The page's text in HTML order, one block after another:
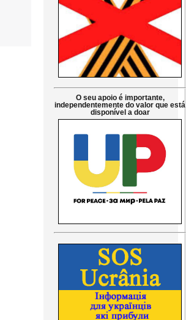
O seu apoio é importante,
independentemente do valor que está
disponível a doar